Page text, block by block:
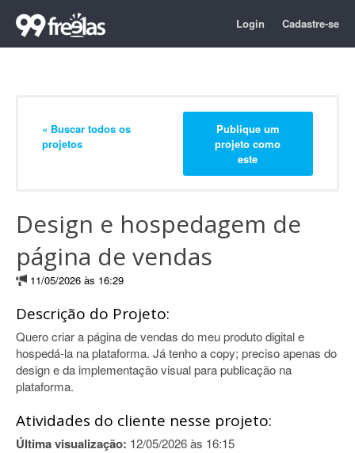
Login Cadastre-se
« Buscar todos os
projetos
Publique um
projeto como
este
Design e hospedagem de
página de vendas
11/05/2026 às 16:29
Descrição do Projeto:
Quero criar a página de vendas do meu produto digital e
hospedá-la na plataforma. Já tenho a copy; preciso apenas do
design e da implementação visual para publicação na
plataforma.
Atividades do cliente nesse projeto:
Última visualização: 12/05/2026 às 16:15